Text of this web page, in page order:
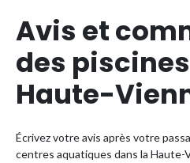
Avis et
des
Haute-
Écrivez votre avis après votre
centres aquatiques dans la Haute-